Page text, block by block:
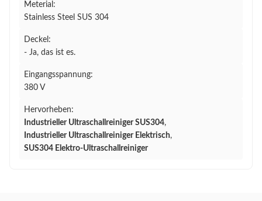
Meterial:
Stainless Steel SUS 304
Deckel:
- Ja, das ist es.
Eingangsspannung:
380 V
Hervorheben:
Industrieller Ultraschallreiniger SUS304,
Industrieller Ultraschallreiniger Elektrisch,
SUS304 Elektro-Ultraschallreiniger